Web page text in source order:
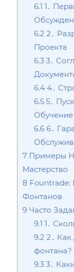
6.1 1․
6.2 2․
Проекта
6.3 3․
6.4 4․
6.5 5․
Обучение
6.6 6․
7 Примеры
Мастерство
8
Фонтанов
9 Часто
9.1 1․
9.2 2․ Как
фонтана?
9.3 3․